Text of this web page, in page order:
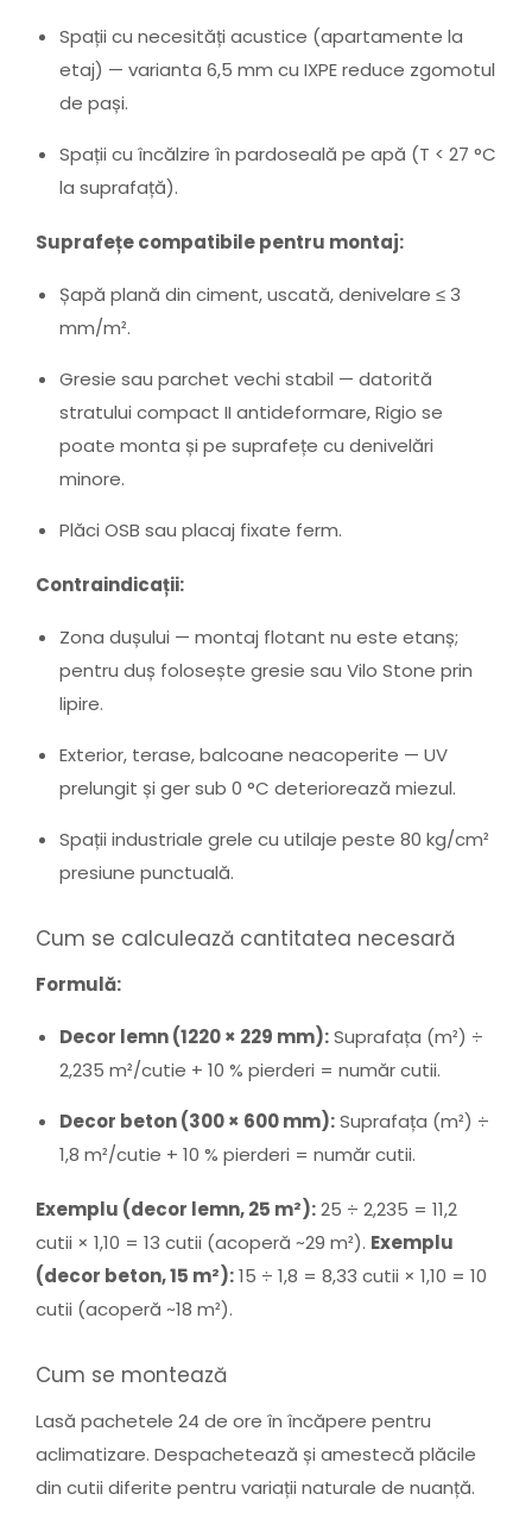
Spații cu necesități acustice (apartamente la
etaj) — varianta 6,5 mm cu IXPE reduce zgomotul
de pași.
Spații cu încălzire în pardoseală pe apă (T < 27 °C
la suprafață).
Suprafețe compatibile pentru montaj:
Șapă plană din ciment, uscată, denivelare ≤ 3
mm/m².
Gresie sau parchet vechi stabil — datorită
stratului compact II antideformare, Rigio se
poate monta și pe suprafețe cu denivelări
minore.
Plăci OSB sau placaj fixate ferm.
Contraindicații:
Zona dușului — montaj flotant nu este etanș;
pentru duș folosește gresie sau Vilo Stone prin
lipire.
Exterior, terase, balcoane neacoperite — UV
prelungit și ger sub 0 °C deteriorează miezul.
Spații industriale grele cu utilaje peste 80 kg/cm²
presiune punctuală.
Cum se calculează cantitatea necesară
Formulă:
Decor lemn (1220 × 229 mm):Suprafața (m²) ÷
2,235 m²/cutie + 10 % pierderi = număr cutii.
Decor beton (300 × 600 mm):Suprafața (m²) ÷
1,8 m²/cutie + 10 % pierderi = număr cutii.
Exemplu (decor lemn, 25 m²):25 ÷ 2,235 = 11,2
cutii × 1,10 = 13 cutii (acoperă ~29 m²). Exemplu
(decor beton, 15 m²):15 ÷ 1,8 = 8,33 cutii × 1,10 = 10
cutii (acoperă ~18 m²).
Cum se montează
Lasă pachetele 24 de ore în încăpere pentru
aclimatizare. Despachetează și amestecă plăcile
din cutii diferite pentru variații naturale de nuanță.